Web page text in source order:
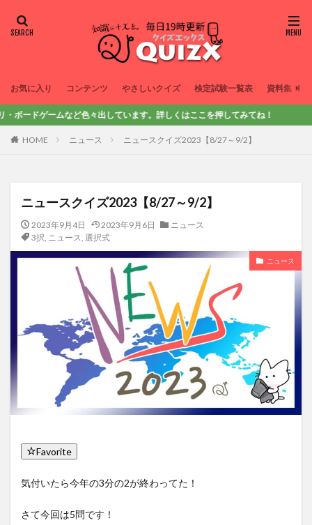
お気に入り コンテンツ やさしいクイズ 検定試験一覧表 資料集
々出しています。詳しくはここを押してみてね！
HOME ニュース ニュースクイズ2023【8/27～9/2】
ニュースクイズ2023【8/27～9/2】
2023年9月4日 2023年9月6日
ニュース
3択, ニュース, 選択式
ニュース
Favorite
気付いたら今年の3分の2が終わってた！
さて今回は5問です！